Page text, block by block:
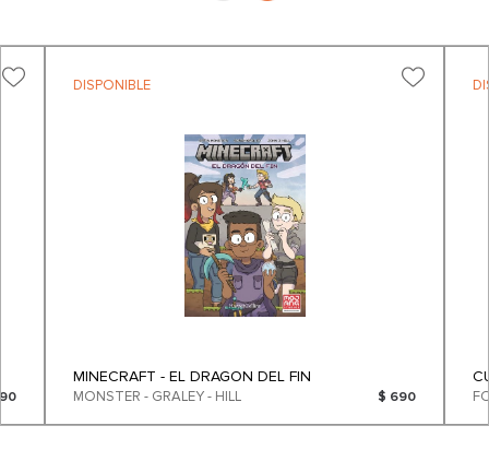
DISPONIBLE
MINECRAFT - EL DRAGON DEL FIN
MONSTER - GRALEY - HILL $ 690